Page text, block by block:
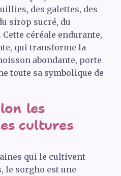
des galettes, des
sirop sucré, du
céréale endurante,
qui transforme la
abondante, porte
toute sa symbolique de
les
cultures
qui le cultivent
le sorgho est une